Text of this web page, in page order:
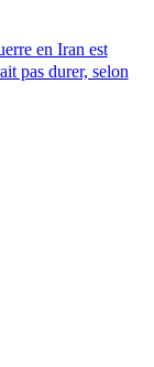
en Iran est
pas durer, selon